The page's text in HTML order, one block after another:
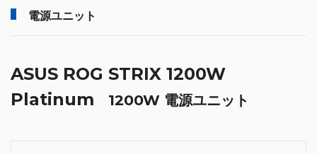
電源ユニット
ASUS ROG STRIX 1200W
Platinum 1200W 電源ユニット